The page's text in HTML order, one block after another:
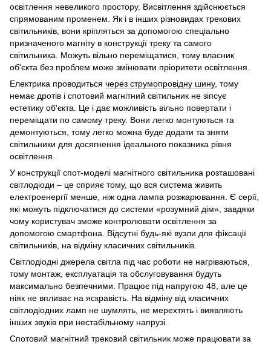
освітлення невеликого простору. Висвітлення здійснюється
спрямованим променем. Як і в інших різновидах трекових
світильників, вони кріпляться за допомогою спеціально
призначеного магніту в конструкції треку та самого
світильника. Можуть вільно переміщатися, тому власник
об'єкта без проблем може змінювати пріоритети освітлення.
Електрика проводиться через струмопровідну шину, тому
немає дротів і спотовий магнітний світильник не зіпсує
естетику об'єкта. Це і дає можливість вільно повертати і
переміщати по самому треку. Вони легко монтуються та
демонтуються, тому легко можна буде додати та зняти
світильники для досягнення ідеального показника рівня
освітлення.
У конструкції спот-моделі магнітного світильника розташовані
світлодіоди – це сприяє тому, що вся система живить
електроенергії менше, ніж одна лампа розжарювання. Є серії,
які можуть підключатися до системи «розумний дім», завдяки
чому користувач зможе контролювати освітлення за
допомогою смартфона. Відсутні будь-які вузли для фіксації
світильників, на відміну класичних світильників.
Світлодіодні джерела світла під час роботи не нагріваються,
тому монтаж, експлуатація та обслуговування будуть
максимально безпечними. Працює під напругою 48, але це
ніяк не впливає на яскравість. На відміну від класичних
світлодіодних ламп не шумлять, не мерехтять і виявляють
інших звуків при нестабільному напрузі.
Спотовий магнітний трековий світильник може працювати за